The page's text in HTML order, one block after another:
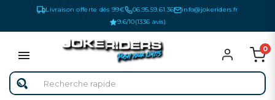
Livraison offerte dès 99€ 06.95.59.61.36
info@jokeriders.fr
9.6/10(1336 avis)
0